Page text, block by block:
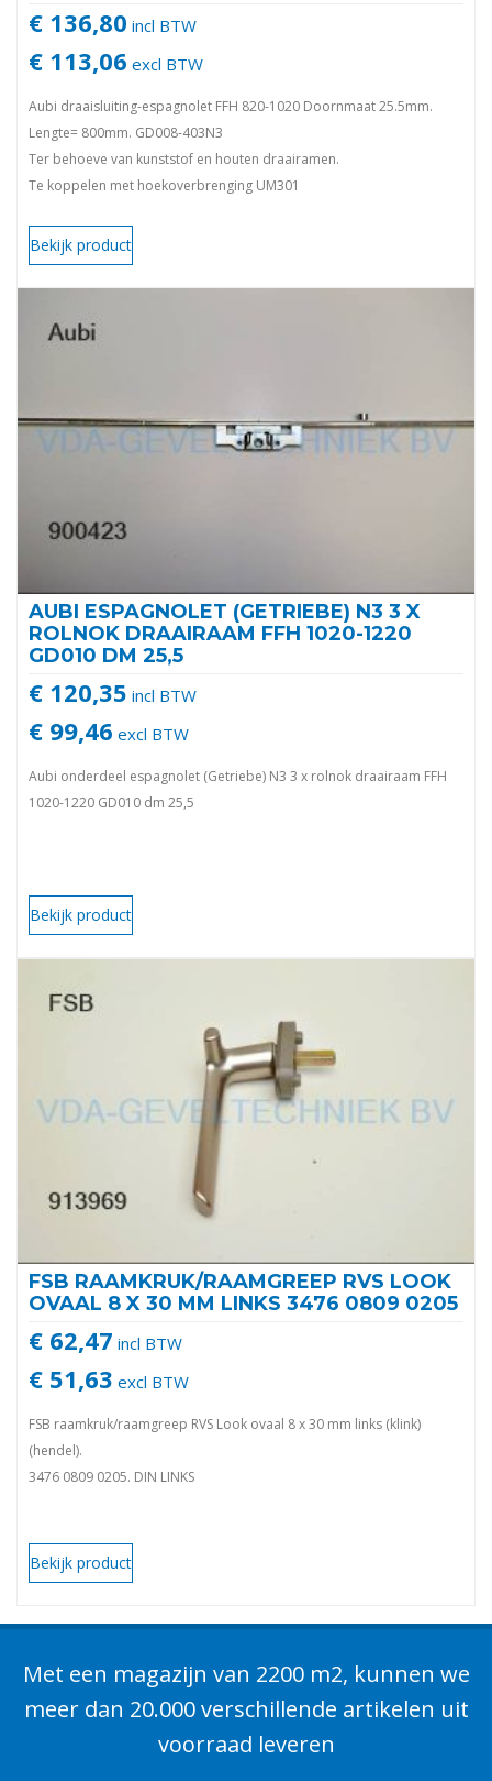
€ 136,80 incl BTW
€ 113,06 excl BTW
Aubi draaisluiting-espagnolet FFH 820-1020 Doornmaat 25.5mm.
Lengte= 800mm. GD008-403N3
Ter behoeve van kunststof en houten draairamen.
Te koppelen met hoekoverbrenging UM301
Bekijk product
AUBI ESPAGNOLET (GETRIEBE) N3 3 X
ROLNOK DRAAIRAAM FFH 1020-1220
GD010 DM 25,5
€ 120,35 incl BTW
€ 99,46 excl BTW
Aubi onderdeel espagnolet (Getriebe) N3 3 x rolnok draairaam FFH
1020-1220 GD010 dm 25,5
Bekijk product
FSB RAAMKRUK/RAAMGREEP RVS LOOK
OVAAL 8 X 30 MM LINKS 3476 0809 0205
€ 62,47 incl BTW
€ 51,63 excl BTW
FSB raamkruk/raamgreep RVS Look ovaal 8 x 30 mm links (klink)
(hendel).
3476 0809 0205. DIN LINKS
Bekijk product
Met een magazijn van 2200 m2, kunnen we
meer dan 20.000 verschillende artikelen uit
voorraad leveren